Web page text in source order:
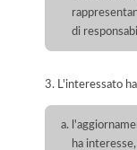
di
3. L'interessato
ha